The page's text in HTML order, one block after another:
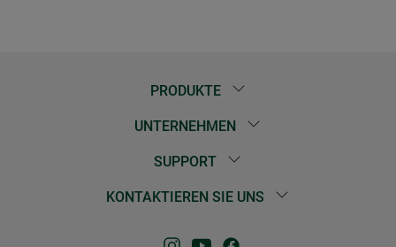
PRODUKTE
UNTERNEHMEN
SUPPORT
KONTAKTIEREN SIE UNS